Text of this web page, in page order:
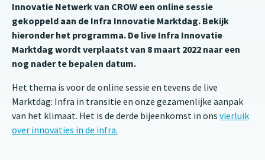
Innovatie Netwerk van CROW een online sessie
gekoppeld aan de Infra Innovatie Marktdag. Bekijk
hieronder het programma. De live Infra Innovatie
Marktdag wordt verplaatst van 8 maart 2022 naar een
nog nader te bepalen datum.
Het thema is voor de online sessie en tevens de live
Marktdag: Infra in transitie en onze gezamenlijke aanpak
van het klimaat. Het is de derde bijeenkomst in ons vierluik
over innovaties in de infra.